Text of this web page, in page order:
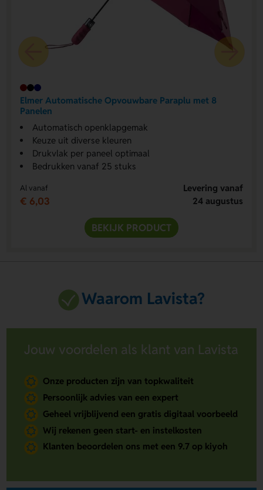
Elmer Automatische Opvouwbare Paraplu met 8
Panelen
Automatisch openklapgemak
Keuze uit diverse kleuren
Drukvlak per paneel optimaal
Bedrukken vanaf 25 stuks
Al vanaf
€ 6,03
Levering vanaf
24 augustus
BEKIJK PRODUCT
Waarom Lavista?
Jouw voordelen als klant van Lavista
Onze producten zijn van topkwaliteit
Persoonlijk advies van een expert
Geheel vrijblijvend een gratis digitaal voorbeeld
Wij rekenen geen start- en instelkosten
Klanten beoordelen ons met een 9.7 op kiyoh